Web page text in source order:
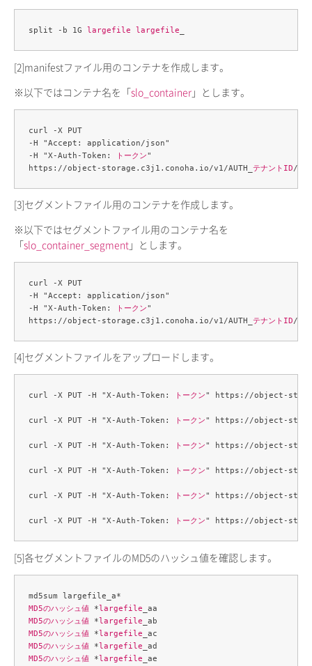
split -b 1G largefile largefile
[2]manifestファイル用のコンテナを作成します。
※以下ではコンテナ名を「slo_container 」とします。
curl -X PUT
-H "Accept: application/json"
-H "X-Auth-Token:
トークン"
https://object-storage.c3j1.conoha.io/v1/AUTH_ テナントID/
[3]セグメントファイル用のコンテナを作成します。
※以下ではセグメントファイル用のコンテナ名を
「slo_container_segment 」とします。
curl -X PUT
-H "Accept: application/json"
-H "X-Auth-Token:
トークン"
https://object-storage.c3j1.conoha.io/v1/AUTH_ テナントID/
[4]セグメントファイルをアップロードします。
curl -X PUT -H "X-Auth-Token: トークン" https://object-
curl -X PUT -H "X-Auth-Token: トークン" https://object-
curl -X PUT -H "X-Auth-Token: トークン" https://object-
curl -X PUT -H "X-Auth-Token: トークン" https://object-
curl -X PUT -H "X-Auth-Token: トークン" https://object-
curl -X PUT -H "X-Auth-Token: トークン" https://object-
[5]各セグメントファイルのMD5のハッシュ値を確認します。
MD5のハッシュ値 *largefile
MD5のハッシュ値 *largefile
MD5のハッシュ値 *largefile
MD5のハッシュ値 *largefile
MD5のハッシュ値 *largefile